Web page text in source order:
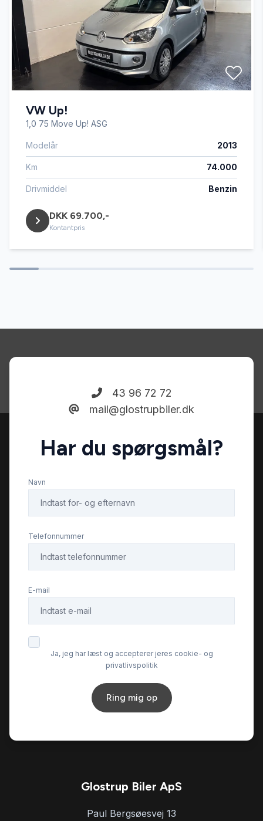
VW Up!
1,0 75 Move Up! ASG
Modelår 2013
Km 74.000
Drivmiddel Benzin
DKK 69.700,-
Kontantpris
43 96 72 72
mail@glostrupbiler.dk
Har du spørgsmål?
Navn
Telefonnummer
E-mail
Ja, jeg har læst og accepterer jeres cookie- og
privatlivspolitik
Ring mig op
Glostrup Biler ApS
Paul Bergsøesvej 13